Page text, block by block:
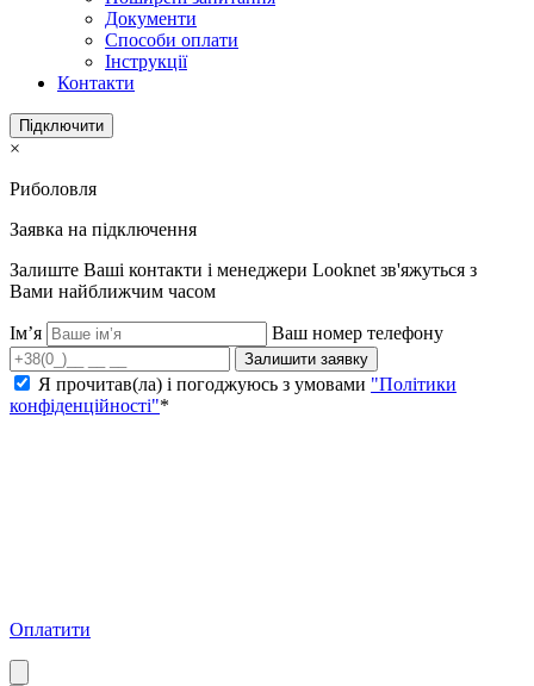
Документи
Способи оплати
Інструкції
Контакти
Підключити
×
Риболовля
Заявка на підключення
Залиште Ваші контакти і менеджери Looknet зв'яжуться з
Вами найближчим часом
Ім’я Ваш номер телефону
Залишити заявку
Я прочитав(ла) і погоджуюсь з умовами "Політики
конфіденційності"*
Оплатити